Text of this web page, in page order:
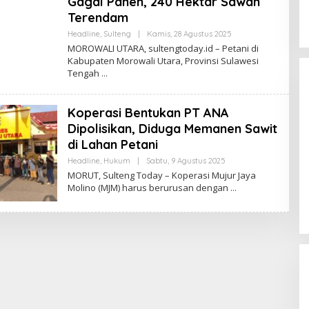
Terendam
Headline, Sulteng Kamis, 28 Agustus 2025Oleh
Today
MOROWALI UTARA, sultengtoday.id – Petani di
Kabupaten Morowali Utara, Provinsi Sulawesi
Tengah
Koperasi Bentukan PT ANA
Dipolisikan, Diduga Memanen Sawit
di Lahan Petani
Headline, Hukum Sabtu, 9 Agustus 2025Oleh
Today
MORUT, Sulteng Today – Koperasi Mujur Jaya
Molino (MJM) harus berurusan dengan
Momentum Harlah PKB ke-28,
Perempuan Bangsa Gelar Dua
Agenda Akbar Perkuat Mesin
Di Headline, Politika | Kamis, 23 Juli 2026